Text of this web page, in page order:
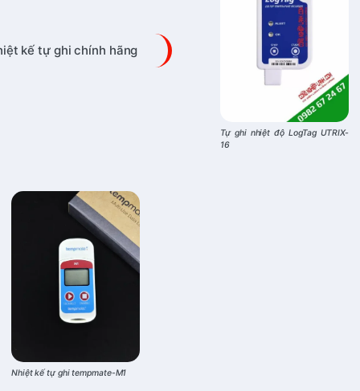
kế tự ghi chính hãng
Tự ghi nhiệt độ LogTag UTRIX-
16
Nhiệt kế tự ghi tempmate-M1